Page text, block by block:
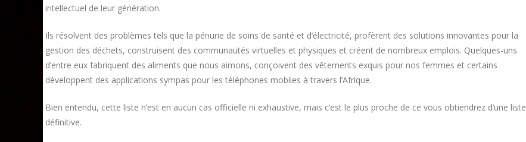
intellectuel de leur génération.
Ils résolvent des problèmes tels que la pénurie de soins de santé et d’électricité, profèrent des solutions innovantes pour la
gestion des déchets, construisent des communautés virtuelles et physiques et créent de nombreux emplois. Quelques-uns
d’entre eux fabriquent des aliments que nous aimons, conçoivent des vêtements exquis pour nos femmes et certains
développent des applications sympas pour les téléphones mobiles à travers l’Afrique.
Bien entendu, cette liste n’est en aucun cas officielle ni exhaustive, mais c’est le plus proche de ce vous obtiendrez d’une liste
définitive.